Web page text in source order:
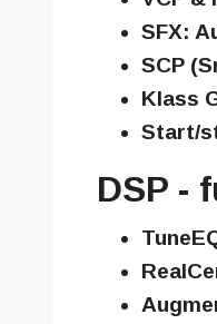
SFX:
SCP
Klass
Start/
DSP -